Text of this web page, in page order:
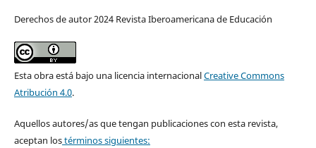
Derechos de autor 2024 Revista Iberoamericana de Educación
Esta obra está bajo una licencia internacionalCreative Commons
Atribución 4.0.
Aquellos autores/as que tengan publicaciones con esta revista,
aceptan lostérminos siguientes: